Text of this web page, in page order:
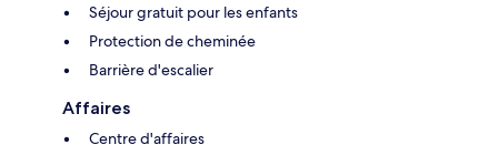
Séjour gratuit pour les enfants
Protection de cheminée
Barrière d'escalier
Affaires
Centre d'affaires